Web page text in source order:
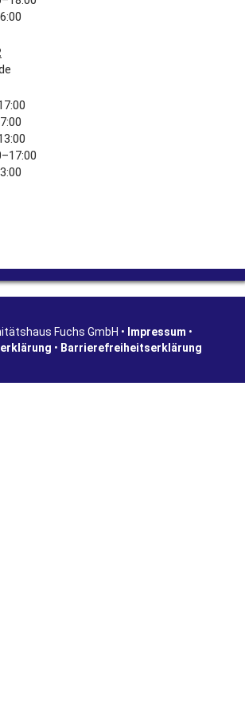
Fuchs GmbH • Impressum •
• Barrierefreiheitserklärung